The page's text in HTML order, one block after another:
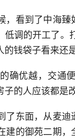
，看到了中海
低调的开工了
钱袋子看来还
确优越，交通
的人应该都是
了东面，从麦
建的御苑二期